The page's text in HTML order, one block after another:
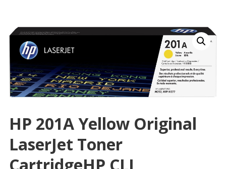
HP 201A Yellow Original
LaserJet Toner
CartridgeHP CLJ